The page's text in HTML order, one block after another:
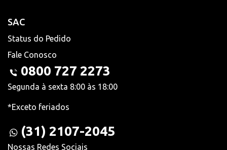
SAC
Status do Pedido
Fale Conosco
0800 727 2273
Segunda à sexta 8:00 às 18:00
*Exceto feriados
(31) 2107-2045
Nossas Redes Sociais